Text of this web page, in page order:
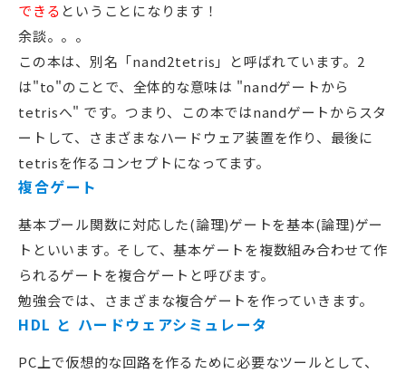
できる ということになります！
余談。。。
この本は、別名「nand2tetris」と呼ばれています。2
は"to"のことで、全体的な意味は "nandゲートから
tetrisへ" です。つまり、この本ではnandゲートからスタ
ートして、さまざまなハードウェア装置を作り、最後に
tetrisを作るコンセプトになってます。
複合ゲート
基本ブール関数に対応した(論理)ゲートを基本(論理)ゲー
トといいます。そして、基本ゲートを複数組み合わせて作
られるゲートを複合ゲートと呼びます。
勉強会では、さまざまな複合ゲートを作っていきます。
HDL と ハードウェアシミュレータ
PC上で仮想的な回路を作るために必要なツールとして、